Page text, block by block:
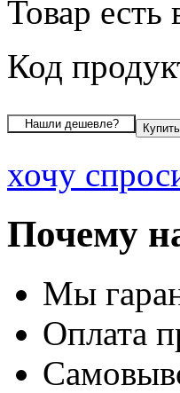
Товар есть
Код
хочу
Почему
Мы
Оплата